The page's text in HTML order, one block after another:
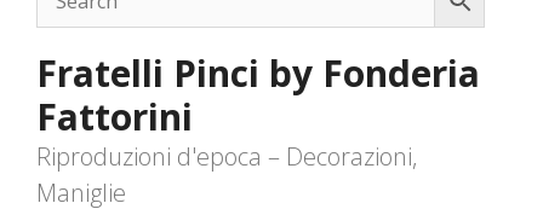
Fratelli Pinci by Fonderia
Fattorini
Riproduzioni d'epoca – Decorazioni,
Maniglie